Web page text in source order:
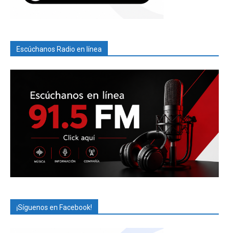
Escúchanos Radio en línea
¡Síguenos en Facebook!